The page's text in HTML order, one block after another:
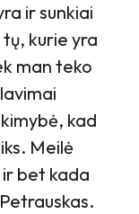
ir sunkiai
kurie yra
man teko
kad
Meilė
bet kada